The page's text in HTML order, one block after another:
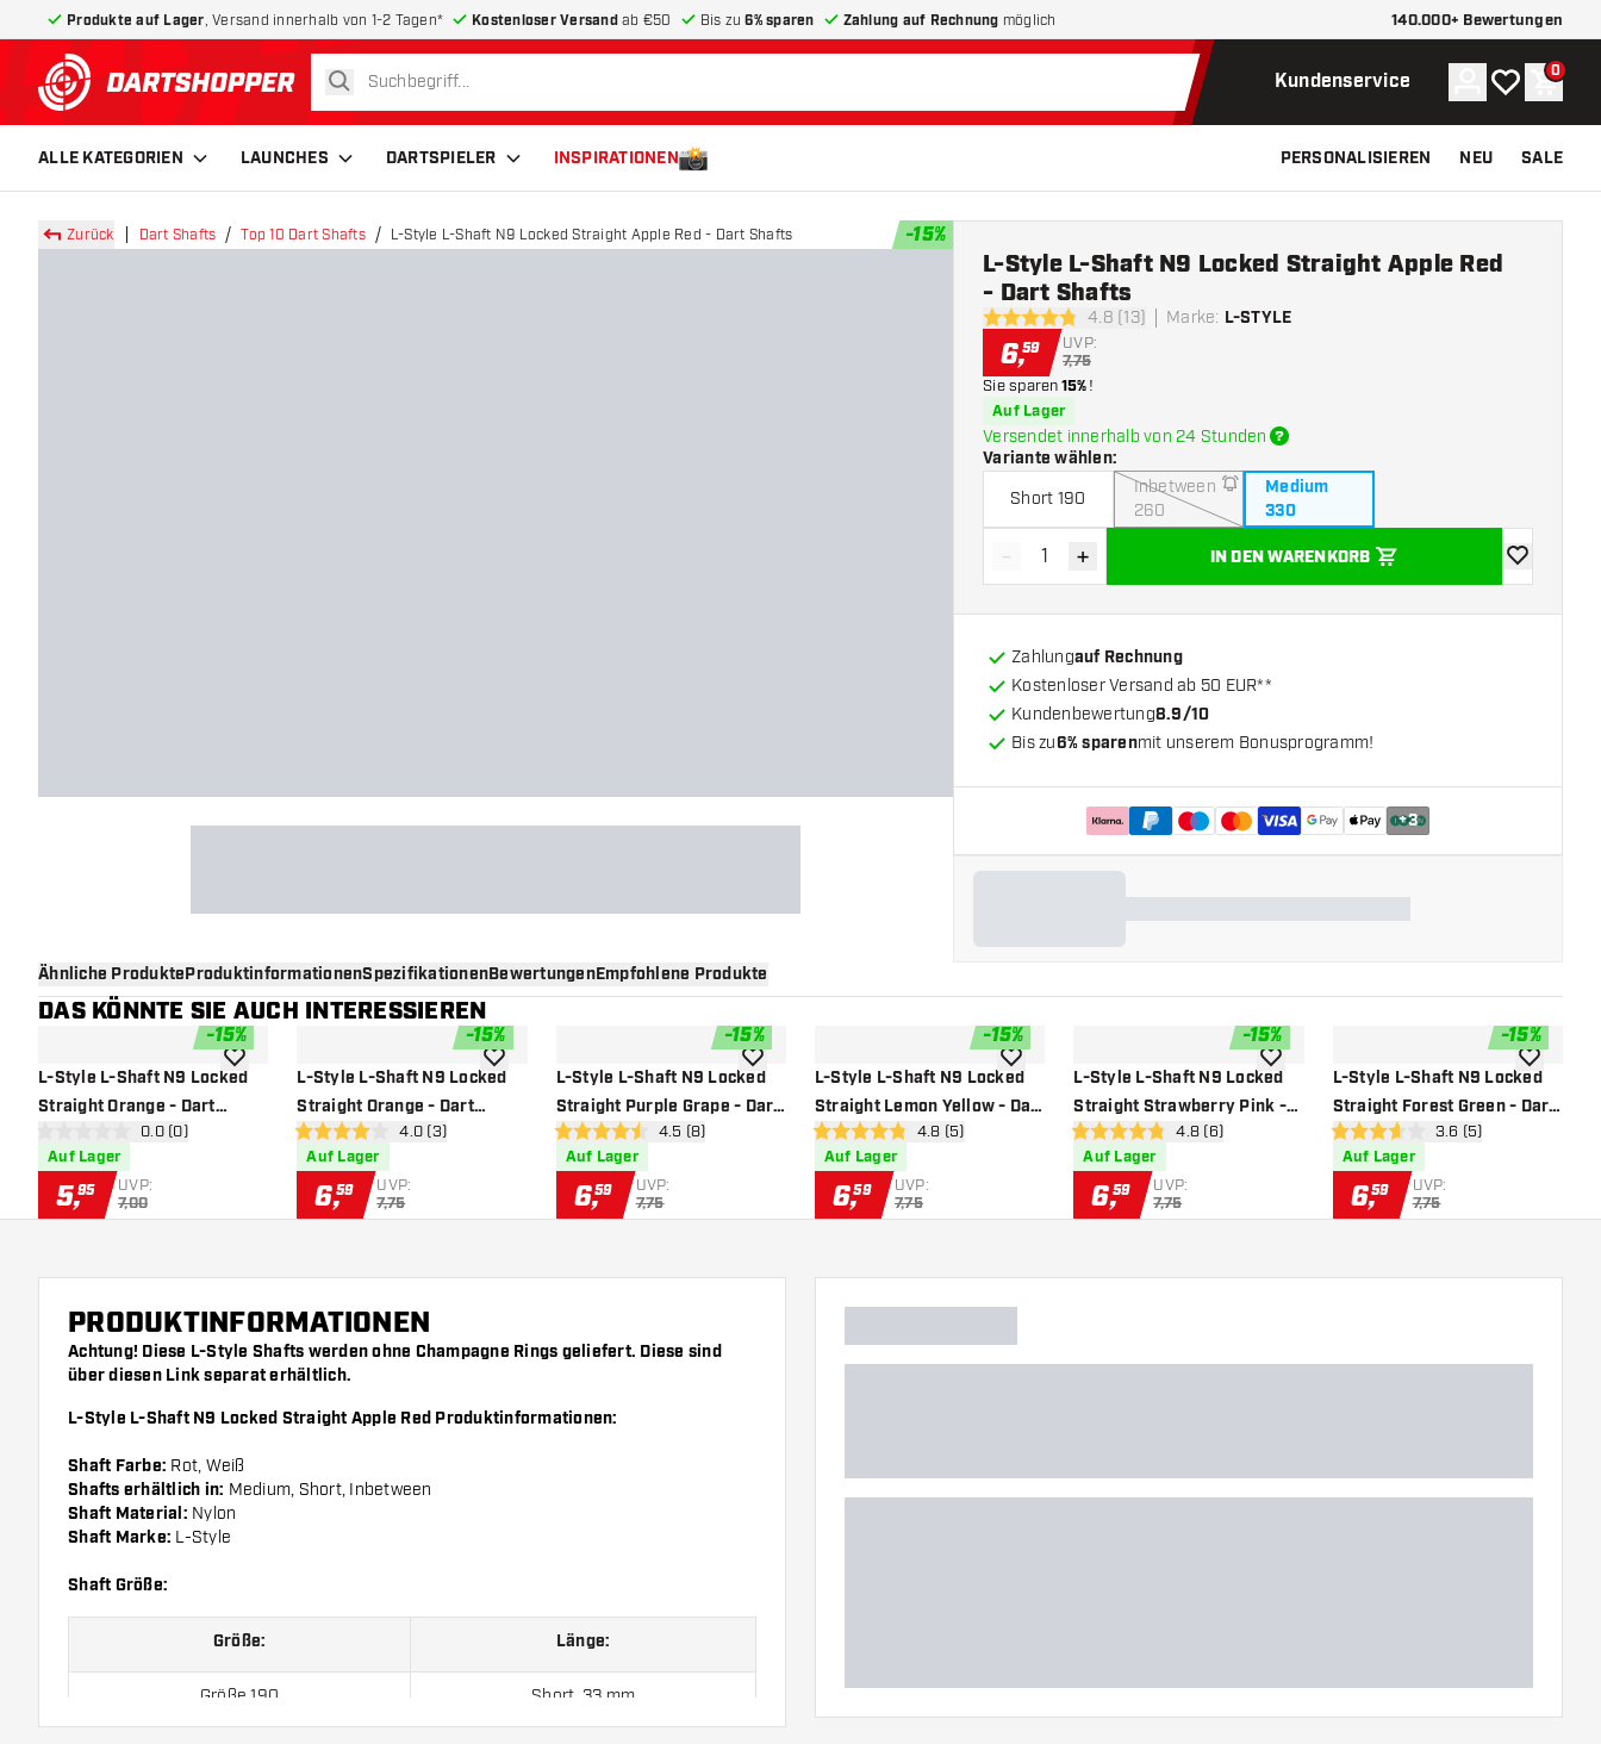
Produkte auf Lager , Versand innerhalb von 1-2 Tagen* Kostenloser Versandab €50 Bis zu6% sparen Zahlung auf Rechnung möglich 140.000+ Bewertungen
zurück zur Startseite
suchen Kundenservice Konto
Meine 0
ALLE KATEGORIEN LAUNCHES DARTSPIELER INSPIRATIONEN PERSONALISIEREN NEU SALE
Zurück Dart Shafts Top 10 Dart Shafts L-Style L-Shaft N9 Locked Straight Apple Red - Dart Shafts -15%
4.8 Bewertungssterne
4.8 (13) Marke: L-STYLE
L-Style L-Shaft N9 Locked Straight Apple Red
- Dart Shafts
6,59 UVP:
7,75
Sie sparen15%!
Auf Lager
Versendet innerhalb von 24 Stunden
Variante wählen:
Short 190
Inbetween
260
Medium
330
Menge verringern
- Menge erhöhen
+ IN DEN WARENKORB
Zur
Zahlungauf Rechnung
Kostenloser Versand ab 50 EUR**
Kundenbewertung8.9/10
Bis zu6% sparenmit unserem Bonusprogramm!
+3
Ähnliche ProdukteProduktinformationenSpezifikationenBewertungenEmpfohlene Produkte
DAS KÖNNTE SIE AUCH INTERESSIEREN
-15%
L-Style L-Shaft N9 Locked
Straight Orange - Dart
Bewertungsbereich öffnen
0 Bewertungssterne
0.0 (0)
Auf Lager
5,95 UVP:
7,00
Zur Wunschliste hinzufügen
-15%
L-Style L-Shaft N9 Locked
Straight Orange - Dart
Shafts
Bewertungsbereich öffnen
4 Bewertungssterne
4.0 (3)
Auf Lager
6,59 UVP:
7,75
Zur Wunschliste hinzufügen
-15%
L-Style L-Shaft N9 Locked
Straight Purple Grape - Dart
Shafts
Bewertungsbereich öffnen
4.5 Bewertungssterne
4.5 (8)
Auf Lager
6,59 UVP:
7,75
Zur Wunschliste hinzufügen
-15%
L-Style L-Shaft N9 Locked
Straight Lemon Yellow - Dart
Shafts
Bewertungsbereich öffnen
4.8 Bewertungssterne
4.8 (5)
Auf Lager
6,59 UVP:
7,75
Zur Wunschliste hinzufügen
-15%
L-Style L-Shaft N9 Locked
Straight Strawberry Pink -
Dart ShaftsBewertungsbereich öffnen
4.8 Bewertungssterne
4.8 (6)
Auf Lager
6,59 UVP:
7,75
Zur Wunschliste hinzufügen
-15%
L-Style L-Shaft N9 Locked
Straight Forest Green - Dart
Shafts
Bewertungsbereich
3.6 Bewertungssterne
3.6 (5)
Auf Lager
6,59 UVP:
7,75
Zur
PRODUKTINFORMATIONEN
Achtung! Diese L-Style Shafts werden ohne Champagne Rings geliefert. Diese sind
über diesen Linkseparat erhältlich.
L-Style L-Shaft N9 Locked Straight Apple Red Produktinformationen:
Shaft Farbe: Rot, Weiß
Shafts erhältlich in: Medium, Short, Inbetween
Shaft Material: Nylon
Shaft Marke: L-Style
Shaft Größe:
Größe: Länge:
Größe 190 Short, 33 mm